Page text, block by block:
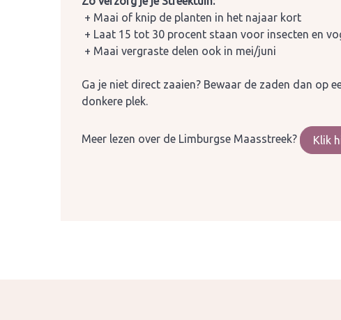
+ Maai of knip de planten in het najaar kort
+ Laat 15 tot 30 procent staan voor insecten en
+ Maai vergraste delen ook in mei/juni
Ga je niet direct zaaien? Bewaar de zaden dan op
donkere plek.
Meer lezen over de Limburgse Maasstreek? Klik